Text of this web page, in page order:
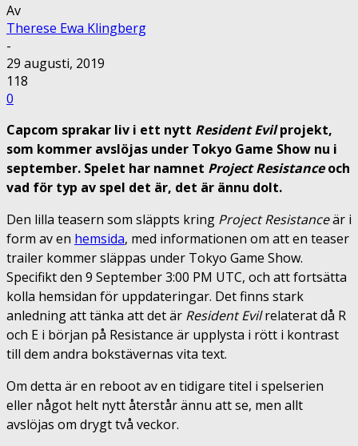
Av
Therese Ewa Klingberg
-
29 augusti, 2019
118
0
Capcom sprakar liv i ett nytt Resident Evilprojekt,
som kommer avslöjas under Tokyo Game Show nu i
september. Spelet har namnet Project Resistanceoch
vad för typ av spel det är, det är ännu dolt.
Den lilla teasern som släppts kring Project Resistanceär i
form av en hemsida, med informationen om att en teaser
trailer kommer släppas under Tokyo Game Show.
Specifikt den 9 September 3:00 PM UTC, och att fortsätta
kolla hemsidan för uppdateringar. Det finns stark
anledning att tänka att det är Resident Evilrelaterat då R
och E i början på Resistance är upplysta i rött i kontrast
till dem andra bokstävernas vita text.
Om detta är en reboot av en tidigare titel i spelserien
eller något helt nytt återstår ännu att se, men allt
avslöjas om drygt två veckor.